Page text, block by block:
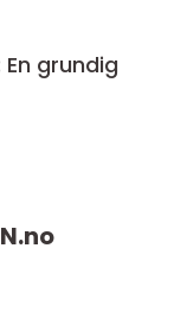
grundig
no